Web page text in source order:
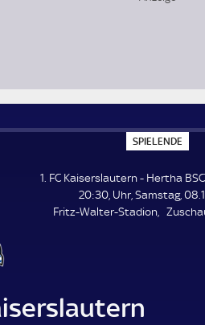
SPIELENDE
P
E
L
E
N
1. FC Kaiserslautern - Hertha
20:30, Uhr, Samstag,
Fritz-Walter-Stadion